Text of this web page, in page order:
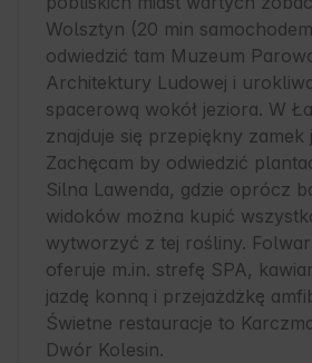
Wolsztyn (20 min
odwiedzić tam Muzeum
Architektury Ludowej i
spacerową wokół jeziora. W
znajduje się przepiękny zamek
Zachęcam by odwiedzić
Silna Lawenda, gdzie oprócz
widoków można kupić
wytworzyć z tej rośliny.
oferuje m.in. strefę SPA,
jazdę konną i przejażdżkę
Świetne restauracje to
Dwór Kolesin.